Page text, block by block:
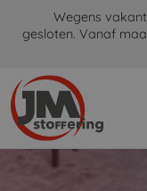
Wegens
gesloten. Vanaf